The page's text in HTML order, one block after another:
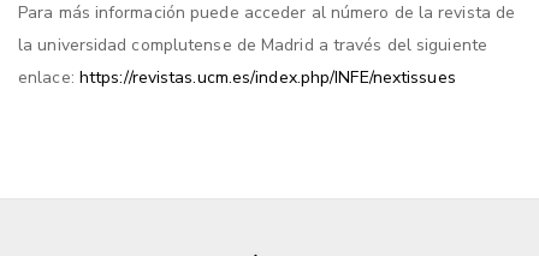
Para más información puede acceder al número de la revista de
la universidad complutense de Madrid a través del siguiente
enlace: https://revistas.ucm.es/index.php/INFE/nextissues